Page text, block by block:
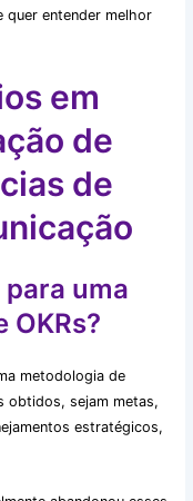
quer entender melhor
em
de
de
uma
OKRs?
metodologia de
obtidos, sejam metas,
estratégicos,